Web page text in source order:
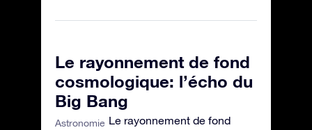
Le rayonnement de fond
cosmologique: l’écho du
Big Bang
Astronomie Le rayonnement de fond